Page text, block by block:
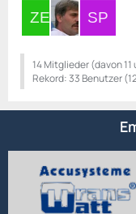
14 Mitglieder (davon
Rekord: 33 Benutzer (